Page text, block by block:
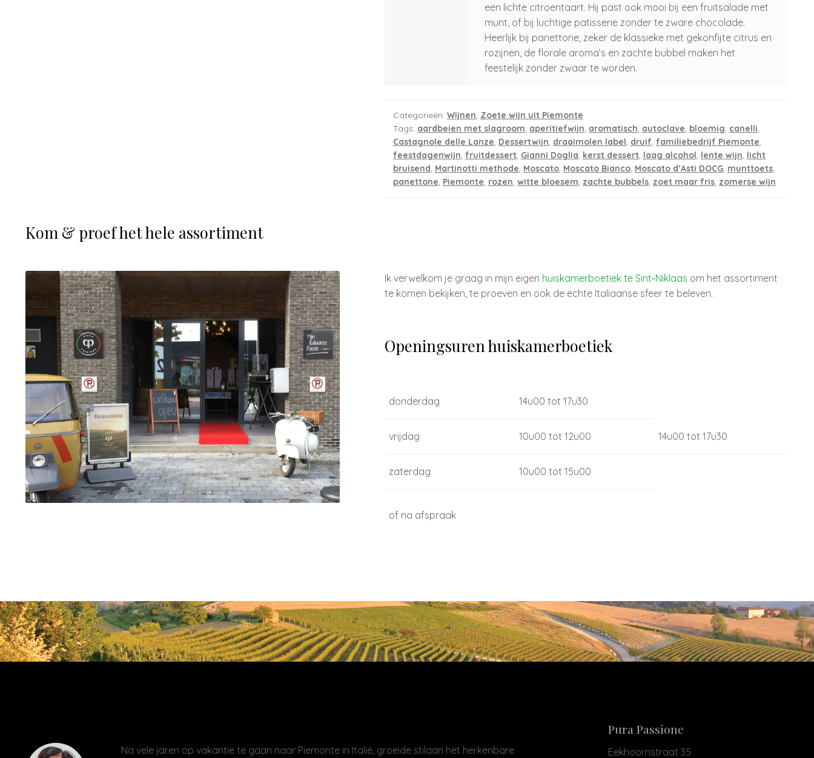
een lichte citroentaart. Hij past ook mooi bij een fruitsalade met
munt, of bij luchtige patisserie zonder te zware chocolade.
Heerlijk bij panettone, zeker de klassieke met gekonfijte citrus en
rozijnen, de florale aroma’s en zachte bubbel maken het
feestelijk zonder zwaar te worden.
Categorieën: Wijnen, Zoete wijn uit Piemonte
Tags: aardbeien met slagroom, aperitiefwijn, aromatisch, autoclave, bloemig, canelli,
Castagnole delle Lanze, Dessertwijn, draaimolen label, druif, familiebedrijf Piemonte,
feestdagenwijn, fruitdessert, Gianni Doglia, kerst dessert, laag alcohol, lente wijn, licht
bruisend, Martinotti methode, Moscato, Moscato Bianco, Moscato d’Asti DOCG, munttoets,
panettone, Piemonte, rozen, witte bloesem, zachte bubbels, zoet maar fris, zomerse wijn
Kom & proef het hele assortiment
Ik verwelkom je graag in mijn eigen huiskamerboetiek te Sint‑Niklaas om het assortiment
te komen bekijken, te proeven en ook de echte Italiaanse sfeer te beleven.
Openingsuren huiskamerboetiek
donderdag 14u00 tot 17u30
vrijdag 10u00 tot 12u00 14u00 tot 17u30
zaterdag 10u00 tot 15u00
of na afspraak
Na vele jaren op vakantie te gaan naar Piemonte in Italië, groeide stilaan het herkenbare
Pura Passione
Eekhoornstraat 35